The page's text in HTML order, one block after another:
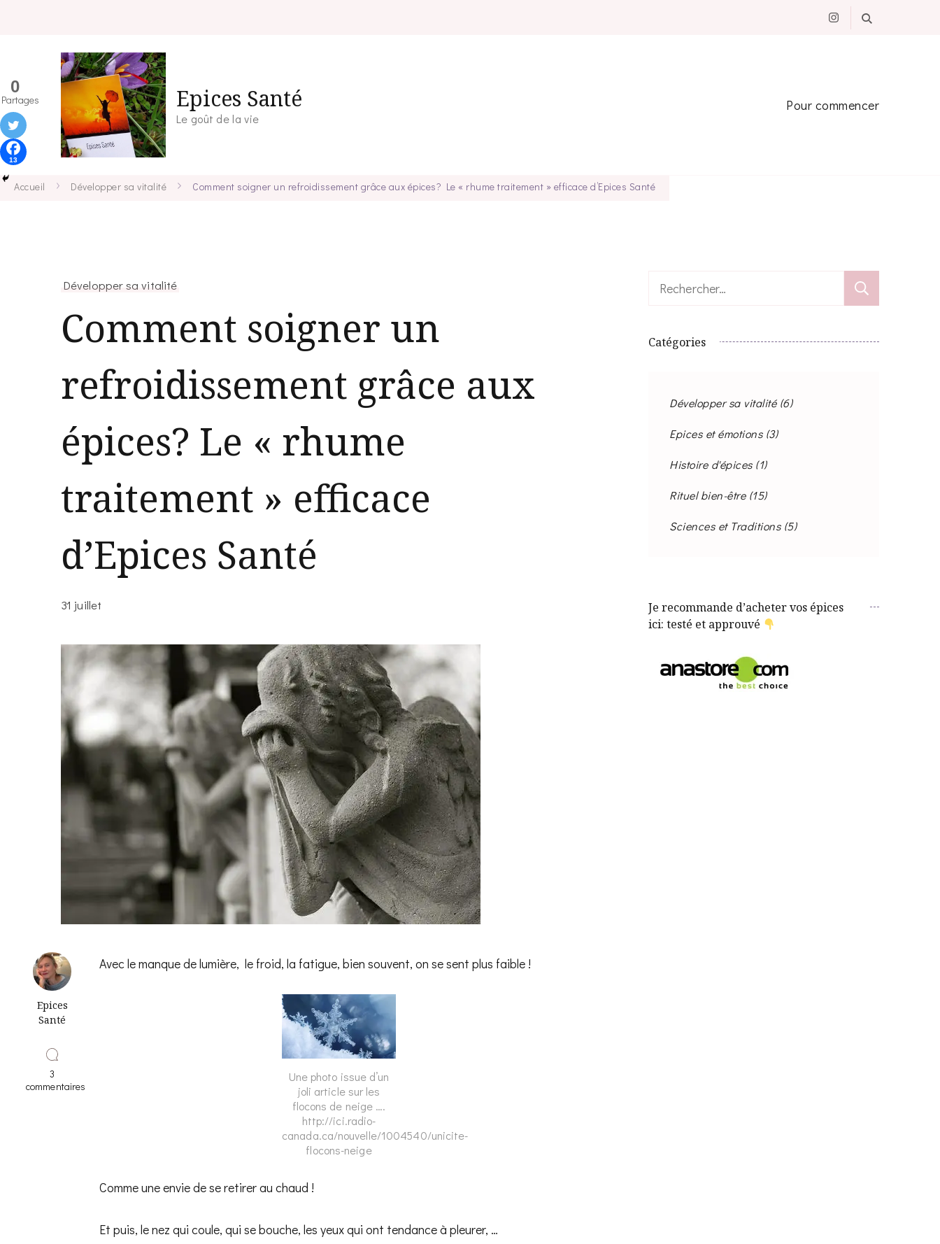
Epices Santé
Le goût de la vie
Pour commencer
Accueil Développer sa vitalité Comment soigner un refroidissement grâce aux épices? Le « rhume traitement » efficace d’Epices Santé
Développer sa vitalité
Comment soigner un
refroidissement grâce aux
épices? Le « rhume
traitement » efficace
d’Epices Santé
31 juillet
Epices
Santé
3
commentaires
traitement »
Avec le manque de lumière, le froid, la fatigue, bien souvent, on se sent plus faible !
Une photo issue d’un
joli article sur les
flocons de neige ….
http://ici.radio-
canada.ca/nouvelle/1004540/unicite-
flocons-neige
Comme une envie de se retirer au chaud !
Et puis, le nez qui coule, qui se bouche, les yeux qui ont tendance à pleurer, …
0
Partages
13
Rechercher :
Catégories
Développer sa vitalité(6)
Epices et émotions(3)
Histoire d'épices(1)
Rituel bien-être(15)
Sciences et Traditions(5)
Je recommande d’acheter vos épices
ici: testé et approuvé